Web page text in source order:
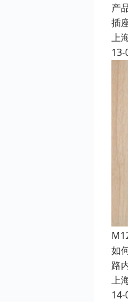
产
插
上
13-
如
路
上
14-